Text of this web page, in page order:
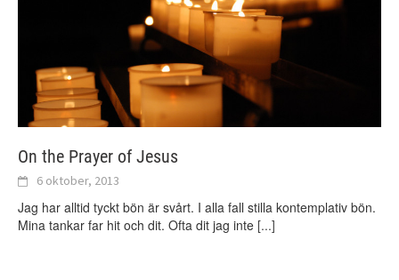
On the Prayer of Jesus
6 oktober, 2013
Jag har alltid tyckt bön är svårt. I alla fall stilla kontemplativ bön.
Mina tankar far hit och dit. Ofta dit jag inte [...]